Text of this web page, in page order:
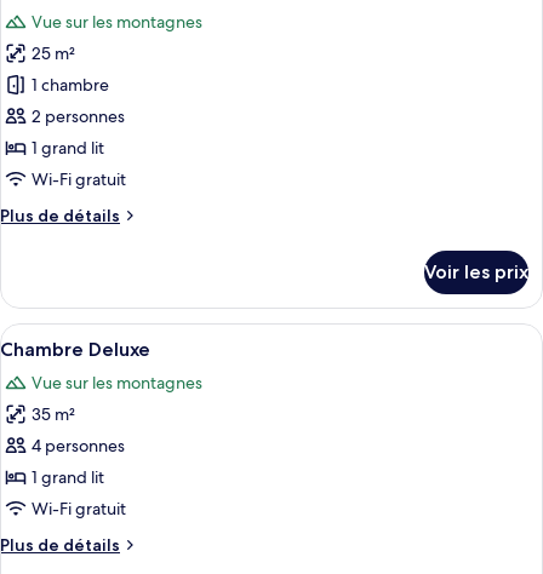
les
photos
pour
ce
type
de
chambre :
Chambre
Vue sur les montagnes
25 m²
1 chambre
2 personnes
1 grand lit
Wi-Fi gratuit
Plus de détails
Plus
le
type
de
Chambre
Classique
Voir les prix
Afficher
toutes
les
photos
pour
ce
type
chambre :
Une chambre d’hôtel moderne
10
Chambre Deluxe
Vue sur les montagnes
35 m²
4 personnes
1 grand lit
Wi-Fi gratuit
Plus de détails
Plus